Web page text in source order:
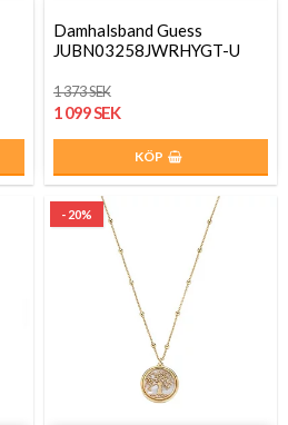
Damhalsband Guess
JUBN03258JWRHYGT-U
1 373 SEK
1 099 SEK
KÖP
- 20%